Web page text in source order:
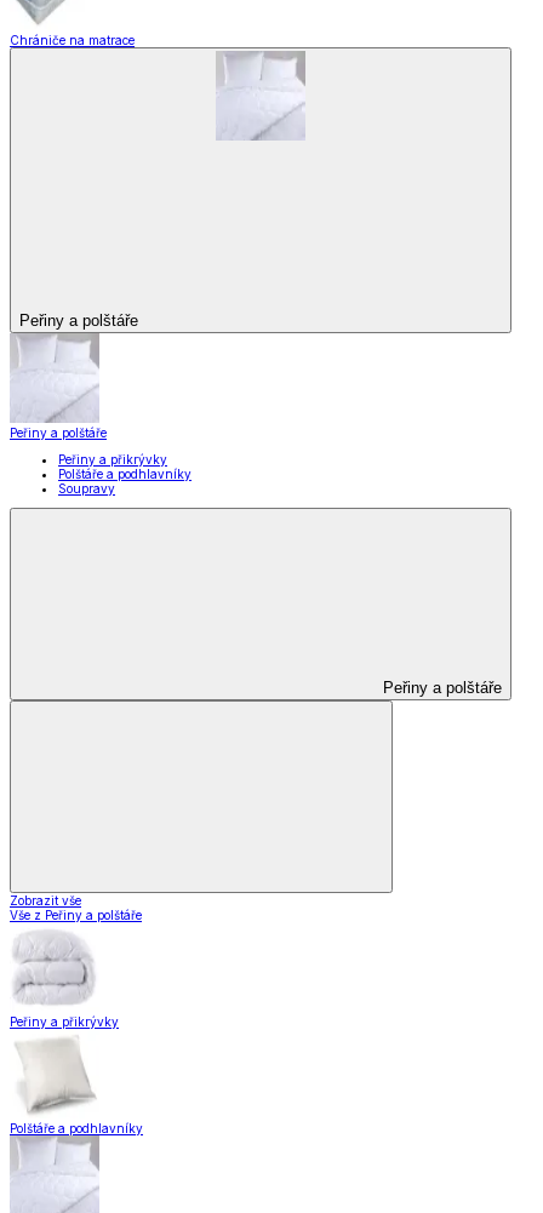
Chrániče na matrace
Peřiny a polštáře
Peřiny a polštáře
Peřiny a přikrývky
Polštáře a podhlavníky
Soupravy
Peřiny a polštáře
Zobrazit vše
Vše z Peřiny a polštáře
Peřiny a přikrývky
Polštáře a podhlavníky